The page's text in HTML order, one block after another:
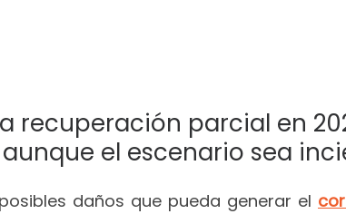
parcial en
el escenario sea
daños que pueda generar el